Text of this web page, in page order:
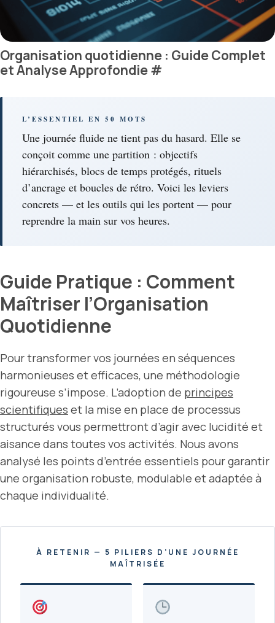
Organisation quotidienne : Guide Complet
et Analyse Approfondie#
L’ESSENTIEL EN 50 MOTS
Une journée fluide ne tient pas du hasard. Elle se
conçoit comme une partition : objectifs
hiérarchisés, blocs de temps protégés, rituels
d’ancrage et boucles de rétro. Voici les leviers
concrets — et les outils qui les portent — pour
reprendre la main sur vos heures.
Guide Pratique : Comment
Maîtriser l’Organisation
Quotidienne
Pour transformer vos journées en séquences
harmonieuses et efficaces, une méthodologie
rigoureuse s’impose. L’adoption de principes
scientifiques et la mise en place de processus
structurés vous permettront d’agir avec lucidité et
aisance dans toutes vos activités. Nous avons
analysé les points d’entrée essentiels pour garantir
une organisation robuste, modulable et adaptée à
chaque individualité.
À RETENIR — 5 PILIERS D’UNE JOURNÉE
MAÎTRISÉE